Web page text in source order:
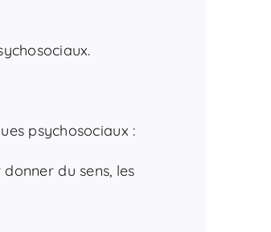
psychosociaux :
du sens, les